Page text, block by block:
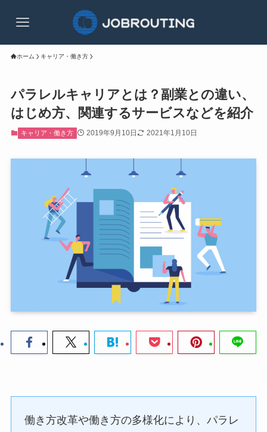
ホーム キャリア・働き方
パラレルキャリアとは？副業との違い、
はじめ方、関連するサービスなどを紹介
キャリア・働き方 2019年9月10日 2021年1月10日
働き方改革や働き方の多様化により、パラレ